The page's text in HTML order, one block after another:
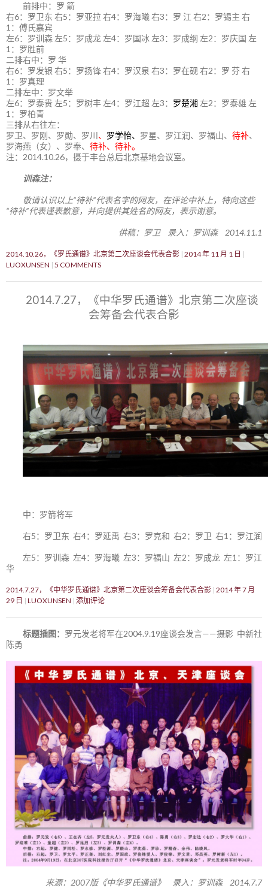
前排中：罗 箭
右6：罗卫东 右5：罗亚拉 右4：罗海曦 右3：罗 江 右2：罗锡主 右
1：傅氏嘉宾
左6：罗训森 左5：罗成龙 左4：罗国冰 左3：罗成纲 左2：罗庆国 左
1：罗胜前
二排右中：罗 华
右6：罗发银 右5：罗扬锋 右4：罗汉泉 右3：罗在砚 右2：罗 芬 右
1：罗真理
二排左中：罗文举
左6：罗泰贵 左5：罗树丰 左4：罗江超 左3： 罗楚湘 左2：罗泰雄 左
1：罗柏青
三排从右往左：
罗卫、罗刚、罗勋、罗川 、 罗学怡、 罗星、罗江润、罗福山、 待补、
罗海燕（女）、罗奉、 待补、待补。
注：2014.10.26，摄于丰台总后北京基地会议室。
训森注：
敬请认识以上“待补”代表名字的网友，在评论中补上，特向这些
“待补”代表谨表歉意，并向提供其姓名的网友，表示谢意。
供稿：罗卫 录入：罗训森 2014.11.1
2014.10.26，《罗氏通谱》北京第二次座谈会代表合影 2014 年 11 月 1 日
LUOXUNSEN 5 COMMENTS
2014.7.27，《中华罗氏通谱》北京第二次座谈
会筹备会代表合影
中：罗箭将军
右5：罗卫东 右4：罗延禹 右3：罗克和 右2：罗卫 右1：罗江润
左5：罗训森 左4：罗海曦 左3：罗福山 左2：罗成龙 左1：罗江
华
2014.7.27，《中华罗氏通谱》北京第二次座谈会筹备会代表合影 2014 年 7 月
29 日
LUOXUNSEN 添加评论
标题插图： 罗元发老将军在2004.9.19座谈会发言——摄影 中新社
陈勇
来源：2007版《中华罗氏通谱》 录入：罗训森 2014.7.7